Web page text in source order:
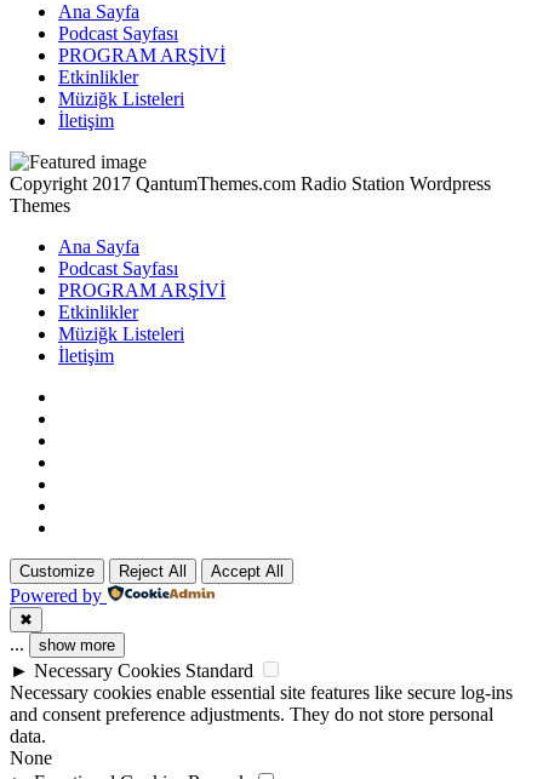
Ana Sayfa
Podcast Sayfası
PROGRAM ARŞİVİ
Etkinlikler
Müziğk Listeleri
İletişim
Copyright 2017 QantumThemes.com Radio Station Wordpress
Themes
Ana Sayfa
Podcast Sayfası
PROGRAM ARŞİVİ
Etkinlikler
Müziğk Listeleri
İletişim
Customize Reject All Accept All
Powered by
✖
... show more
► Necessary Cookies Standard
Necessary cookies enable essential site features like secure log-ins
and consent preference adjustments. They do not store personal
data.
None